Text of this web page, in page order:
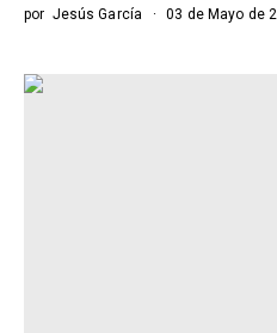
por Jesús García 03 de Mayo de